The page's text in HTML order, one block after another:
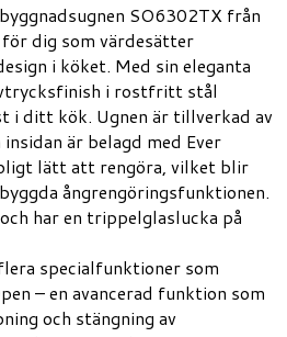
SO6302TX från
dig som värdesätter
i köket. Med sin eleganta
i rostfritt stål
i ditt kök. Ugnen är tillverkad av
är belagd med Ever
lätt att rengöra, vilket blir
ångrengöringsfunktionen.
har en trippelglaslucka på
specialfunktioner som
– en avancerad funktion som
och stängning av